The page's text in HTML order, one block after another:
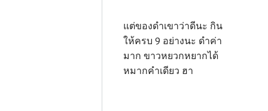
แต่ของดำเขาว่าดีนะ กิน
ให้ครบ 9 อย่างนะ ดำค่า
มาก ขาวหยวกหยากได้
หมากคำเดียว ฮา